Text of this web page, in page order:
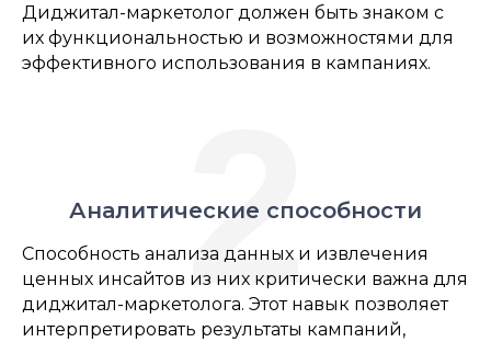
Диджитал-маркетолог должен быть знаком с
их функциональностью и возможностями для
эффективного использования в кампаниях.
Аналитические способности
Способность анализа данных и извлечения
ценных инсайтов из них критически важна для
диджитал-маркетолога. Этот навык позволяет
интерпретировать результаты кампаний,
2